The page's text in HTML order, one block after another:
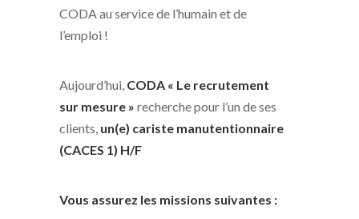
CODA au service de l’humain et de
l’emploi !
Aujourd’hui, CODA « Le recrutement
sur mesure » recherche pour l’un de ses
clients, un(e) cariste manutentionnaire
(CACES 1) H/F
Vous assurez les missions suivantes :